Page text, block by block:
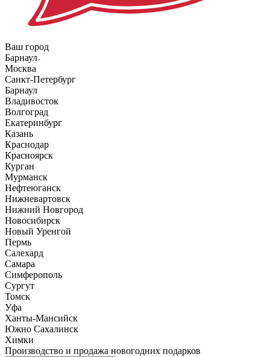
Ваш город
Барнаул
Москва
Санкт-Петербург
Барнаул
Владивосток
Волгоград
Екатеринбург
Казань
Краснодар
Красноярск
Курган
Мурманск
Нефтеюганск
Нижневартовск
Нижний Новгород
Новосибирск
Новый Уренгой
Пермь
Салехард
Самара
Симферополь
Сургут
Томск
Уфа
Ханты-Мансийск
Южно Сахалинск
Химки
Производство и продажа новогодних подарков